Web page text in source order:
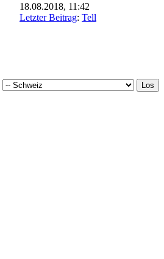
18.08.2018, 11:42
Letzter Beitrag: Tell